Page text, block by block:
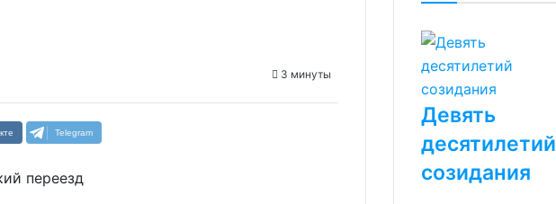
3 минуты
Telegram
Девять
десятилетий
созидания